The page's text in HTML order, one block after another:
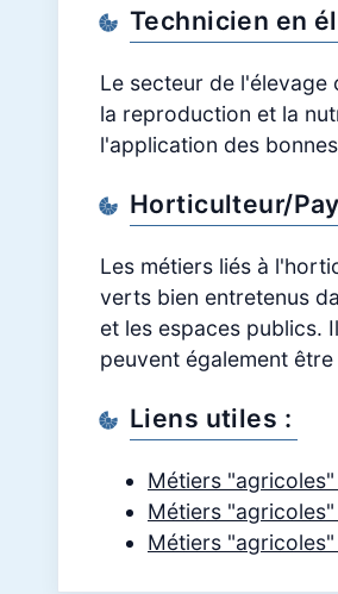
Technicien en
Le secteur de l'élevage
la reproduction et la
l'application des
Horticulteur/
Les métiers liés à
verts bien entretenus
et les espaces publics.
peuvent également
Liens utiles :
Métiers
Métiers
Métiers